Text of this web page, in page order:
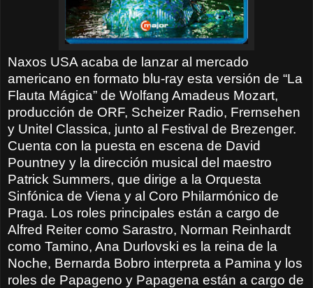
Naxos USA acaba de lanzar al mercado
americano en formato blu-ray esta versión de “La
Flauta Mágica” de Wolfang Amadeus Mozart,
producción de ORF, Scheizer Radio, Frernsehen
y Unitel Classica, junto al Festival de Brezenger.
Cuenta con la puesta en escena de David
Pountney y la dirección musical del maestro
Patrick Summers, que dirige a la Orquesta
Sinfónica de Viena y al Coro Philarmónico de
Praga. Los roles principales están a cargo de
Alfred Reiter como Sarastro, Norman Reinhardt
como Tamino, Ana Durlovski es la reina de la
Noche, Bernarda Bobro interpreta a Pamina y los
roles de Papageno y Papagena están a cargo de